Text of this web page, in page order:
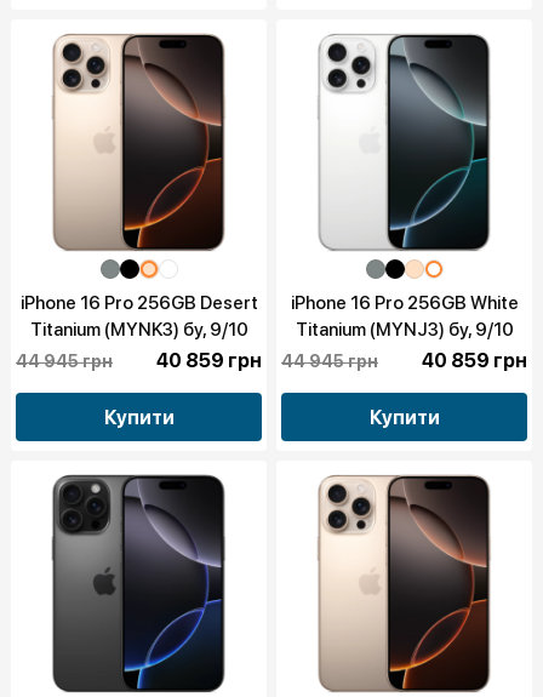
iPhone 16 Pro 256GB Desert
Titanium (MYNK3) бу, 9/10
44 945 грн 40 859 грн
Купити
iPhone 16 Pro 256GB White
Titanium (MYNJ3) бу, 9/10
44 945 грн 40 859 грн
Купити